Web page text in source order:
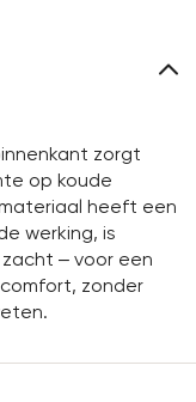
zorgt
op koude
heeft een
werking, is
– voor een
zonder